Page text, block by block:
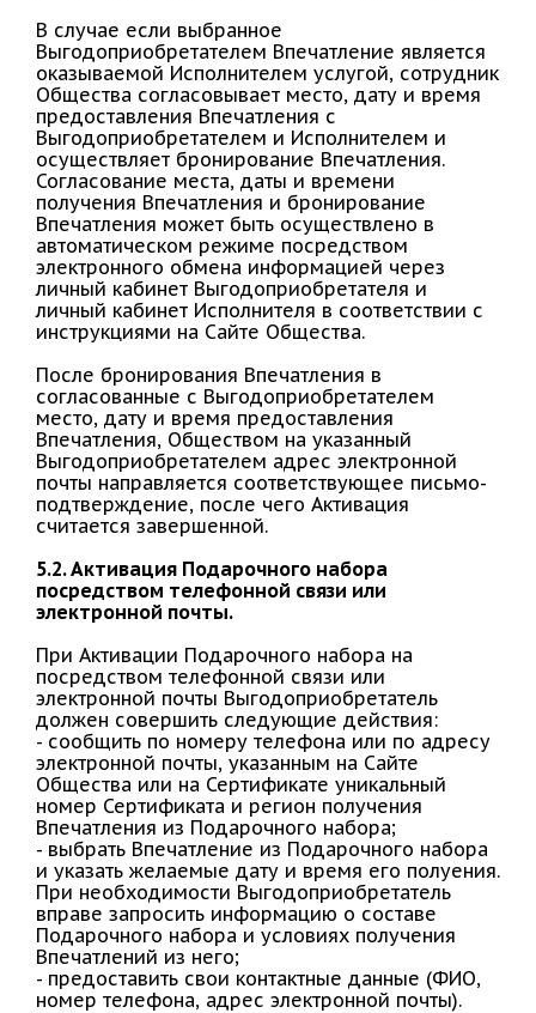
В случае если выбранное
Выгодоприобретателем Впечатление является
оказываемой Исполнителем услугой, сотрудник
Общества согласовывает место, дату и время
предоставления Впечатления с
Выгодоприобретателем и Исполнителем и
осуществляет бронирование Впечатления.
Согласование места, даты и времени
получения Впечатления и бронирование
Впечатления может быть осуществлено в
автоматическом режиме посредством
электронного обмена информацией через
личный кабинет Выгодоприобретателя и
личный кабинет Исполнителя в соответствии с
инструкциями на Сайте Общества.
После бронирования Впечатления в
согласованные с Выгодоприобретателем
место, дату и время предоставления
Впечатления, Обществом на указанный
Выгодоприобретателем адрес электронной
почты направляется соответствующее письмо-
подтверждение, после чего Активация
считается завершенной.
5.2. Активация Подарочного набора
посредством телефонной связи или
электронной почты.
При Активации Подарочного набора на
посредством телефонной связи или
электронной почты Выгодоприобретатель
должен совершить следующие действия:
- сообщить по номеру телефона или по адресу
электронной почты, указанным на Сайте
Общества или на Сертификате уникальный
номер Сертификата и регион получения
Впечатления из Подарочного набора;
- выбрать Впечатление из Подарочного набора
и указать желаемые дату и время его полуения.
При необходимости Выгодоприобретатель
вправе запросить информацию о составе
Подарочного набора и условиях получения
Впечатлений из него;
- предоставить свои контактные данные (ФИО,
номер телефона, адрес электронной почты).